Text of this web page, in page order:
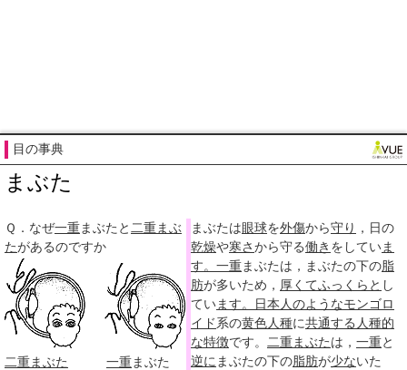
目の事典
まぶた
Ｑ．なぜ一重まぶたと 二重まぶ
たがあるのですか
二重まぶた 一重まぶた
まぶたは眼球を外傷から守り ，日の
乾燥や寒さから守る働き をしていま
す。 一重まぶたは，まぶたの下の脂
肪が多いため， 厚くてふっくらと し
ています。 日本人のようなモンゴロ
イド系の黄色人種に共通する 人種的
な特徴です。 二重まぶたは， 一重と
逆に まぶたの下の脂肪が少ないた